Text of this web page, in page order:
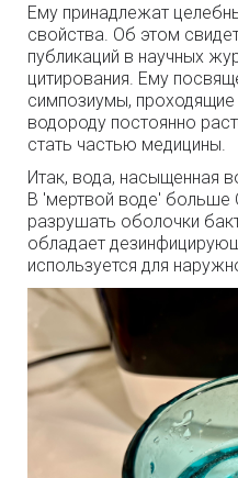
Ему принадлежат
свойства. Об этом
публикаций в научных
цитирования. Ему
симпозиумы, проходящие
водороду постоянно
стать частью медицины.
Итак, вода, насыщенная
В 'мертвой воде' больше
разрушать оболочки
обладает
используется для